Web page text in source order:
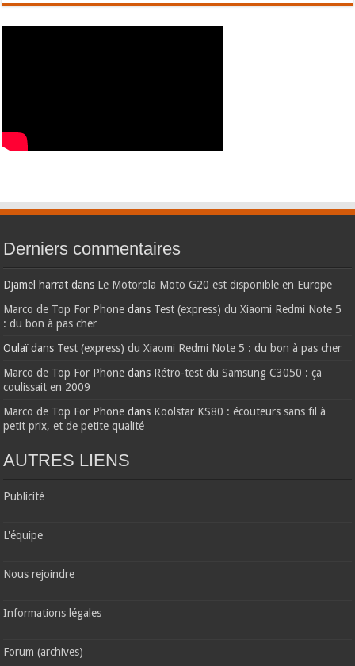
Derniers commentaires
Djamel harrat dans Le Motorola Moto G20 est disponible en Europe
Marco de Top For Phone dans Test (express) du Xiaomi Redmi Note 5
: du bon à pas cher
Oulaïdans Test (express) du Xiaomi Redmi Note 5 : du bon à pas cher
Marco de Top For Phone dans Rétro-test du Samsung C3050 : ça
coulissait en 2009
Marco de Top For Phone dans Koolstar KS80 : écouteurs sans fil à
petit prix, et de petite qualité
AUTRES LIENS
Publicité
L'équipe
Nous rejoindre
Informations légales
Forum (archives)